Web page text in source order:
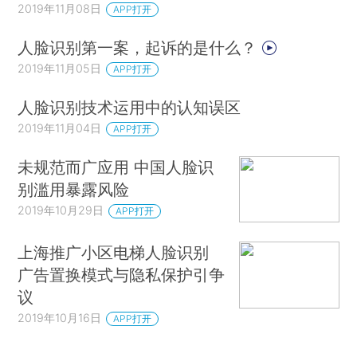
2019年11月08日 APP打开
人脸识别第一案，起诉的是什么？
2019年11月05日 APP打开
人脸识别技术运用中的认知误区
2019年11月04日 APP打开
未规范而广应用 中国人脸识
别滥用暴露风险
2019年10月29日 APP打开
上海推广小区电梯人脸识别
广告置换模式与隐私保护引争
议
2019年10月16日 APP打开